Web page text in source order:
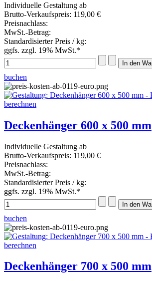
Individuelle Gestaltung ab
Brutto-Verkaufspreis: 119,00 €
Preisnachlass:
MwSt.-Betrag:
Standardisierter Preis / kg:
ggfs. zzgl. 19% MwSt.*
buchen
Deckenhänger 600 x 500 mm
Individuelle Gestaltung ab
Brutto-Verkaufspreis: 119,00 €
Preisnachlass:
MwSt.-Betrag:
Standardisierter Preis / kg:
ggfs. zzgl. 19% MwSt.*
buchen
Deckenhänger 700 x 500 mm